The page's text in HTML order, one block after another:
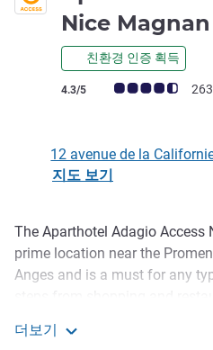
Nice Magnan
친환경 인증 획득
고객 평점 (ALL 평가)
4.3/5
12 avenue de la
지도 보기
호텔설명
The Aparthotel Adagio Access
prime location near the
Anges and is a must for any
and offer a nice living area.
더보기